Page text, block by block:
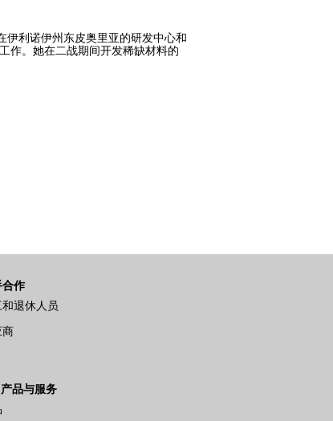
利诺伊州东皮奥里亚的研发中心和
作。她在二战期间开发稀缺材料的
作
和退休人员
产品与服务